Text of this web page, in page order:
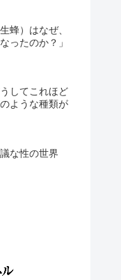
蜂）はなぜ、
ったのか？」
してこれほど
ような種類が
な性の世界